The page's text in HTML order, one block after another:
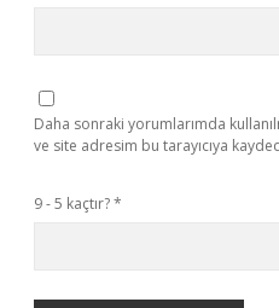
Daha sonraki yorumlarımda
ve site adresim bu tarayıcıya
9 - 5 kaçtır?*